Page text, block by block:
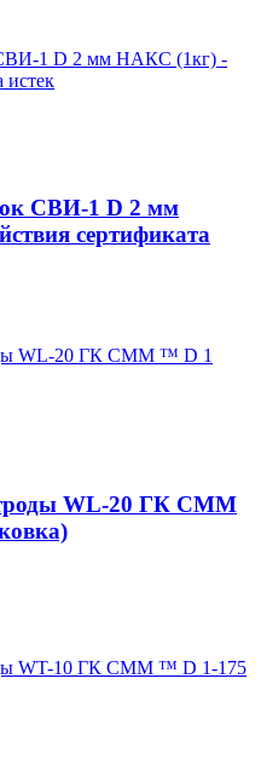
СВИ-1 D 2 мм
сертификата
WL-20 ГК СММ